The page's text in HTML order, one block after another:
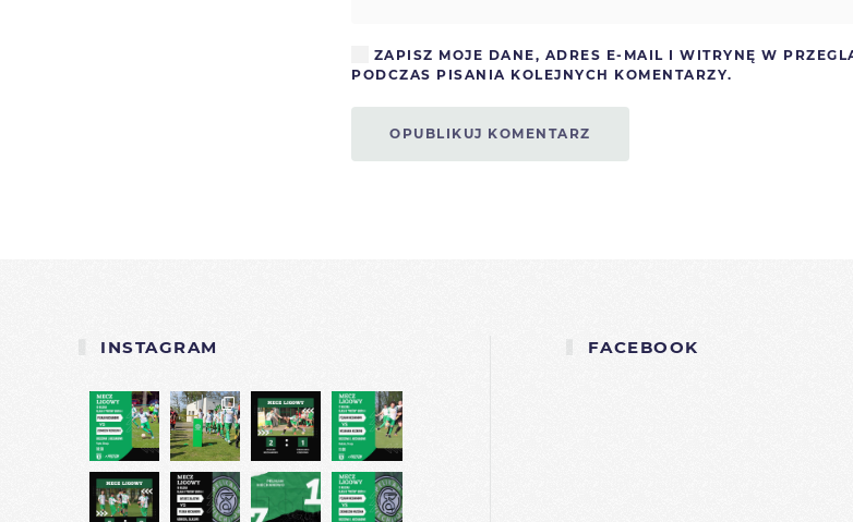
ZAPISZ MOJE DANE, ADRES E-MAIL I WITRYNĘ W
PODCZAS PISANIA KOLEJNYCH KOMENTARZY.
OPUBLIKUJ KOMENTARZ
INSTAGRAM FACEBOOK